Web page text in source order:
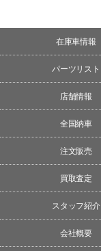
在庫車情報
パーツリスト
店舗情報
全国納車
注文販売
買取査定
スタッフ紹介
会社概要